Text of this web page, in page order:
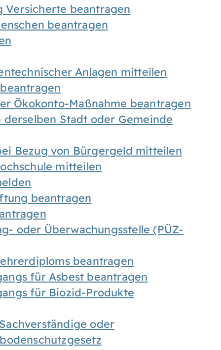
Versicherte beantragen
beantragen
Anlagen mitteilen
Ökokonto-Maßnahme beantragen
Stadt oder Gemeinde
Bezug von Bürgergeld mitteilen
mitteilen
beantragen
oder Überwachungsstelle (PÜZ-
beantragen
für Asbest beantragen
für Biozid-Produkte
oder